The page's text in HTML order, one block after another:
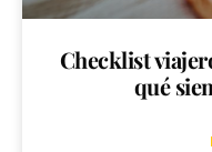
Checklist
qué